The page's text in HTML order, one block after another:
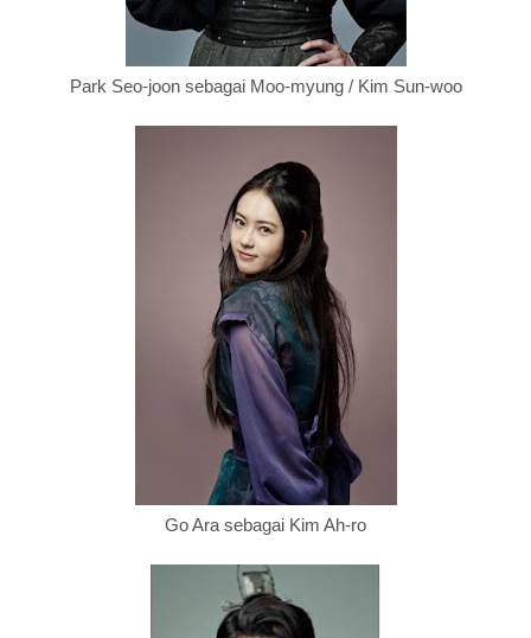
Park Seo-joon sebagai Moo-myung / Kim Sun-woo
Go Ara sebagai Kim Ah-ro